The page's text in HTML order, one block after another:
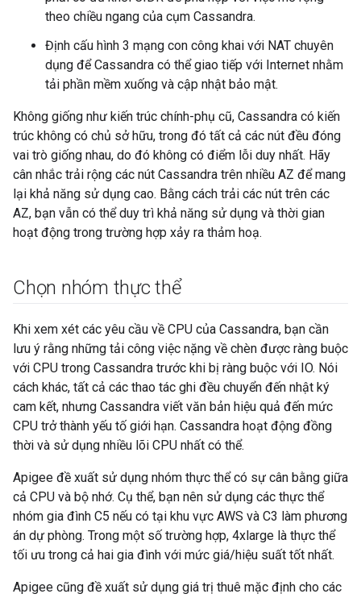
theo chiều ngang của cụm Cassandra.
Định cấu hình 3 mạng con công khai với NAT chuyên
dụng để Cassandra có thể giao tiếp với Internet nhằm
tải phần mềm xuống và cập nhật bảo mật.
Không giống như kiến trúc chính-phụ cũ, Cassandra có kiến
trúc không có chủ sở hữu, trong đó tất cả các nút đều đóng
vai trò giống nhau, do đó không có điểm lỗi duy nhất. Hãy
cân nhắc trải rộng các nút Cassandra trên nhiều AZ để mang
lại khả năng sử dụng cao. Bằng cách trải các nút trên các
AZ, bạn vẫn có thể duy trì khả năng sử dụng và thời gian
hoạt động trong trường hợp xảy ra thảm hoạ.
Chọn nhóm thực thể
Khi xem xét các yêu cầu về CPU của Cassandra, bạn cần
lưu ý rằng những tải công việc nặng về chèn được ràng buộc
với CPU trong Cassandra trước khi bị ràng buộc với IO. Nói
cách khác, tất cả các thao tác ghi đều chuyển đến nhật ký
cam kết, nhưng Cassandra viết văn bản hiệu quả đến mức
CPU trở thành yếu tố giới hạn. Cassandra hoạt động đồng
thời và sử dụng nhiều lõi CPU nhất có thể.
Apigee đề xuất sử dụng nhóm thực thể có sự cân bằng giữa
cả CPU và bộ nhớ. Cụ thể, bạn nên sử dụng các thực thể
nhóm gia đình C5 nếu có tại khu vực AWS và C3 làm phương
án dự phòng. Trong một số trường hợp, 4xlarge là thực thể
tối ưu trong cả hai gia đình với mức giá/hiệu suất tốt nhất.
Apigee cũng đề xuất sử dụng giá trị thuê mặc định cho các